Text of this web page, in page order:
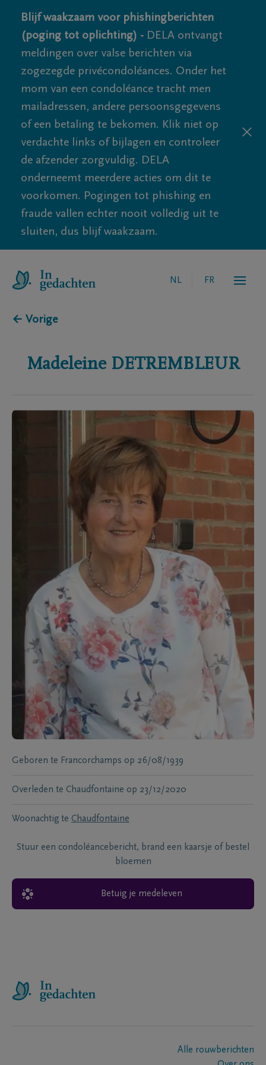
Blijf waakzaam voor phishingberichten
(poging tot oplichting) - DELA ontvangt
meldingen over valse berichten via
zogezegde privécondoléances. Onder het
mom van een condoléance tracht men
mailadressen, andere persoonsgegevens
of een betaling te bekomen. Klik niet op
verdachte links of bijlagen en controleer
de afzender zorgvuldig. DELA
onderneemt meerdere acties om dit te
voorkomen. Pogingen tot phishing en
fraude vallen echter nooit volledig uit te
sluiten, dus blijf waakzaam.
NL FR
← Vorige
Madeleine DETREMBLEUR
Geboren te Francorchamps op 26/08/1939
Overleden te Chaudfontaine op 23/12/2020
Woonachtig te Chaudfontaine
Stuur een condoléancebericht, brand een kaarsje of bestel
bloemen
Betuig je medeleven
Alle rouwberichten